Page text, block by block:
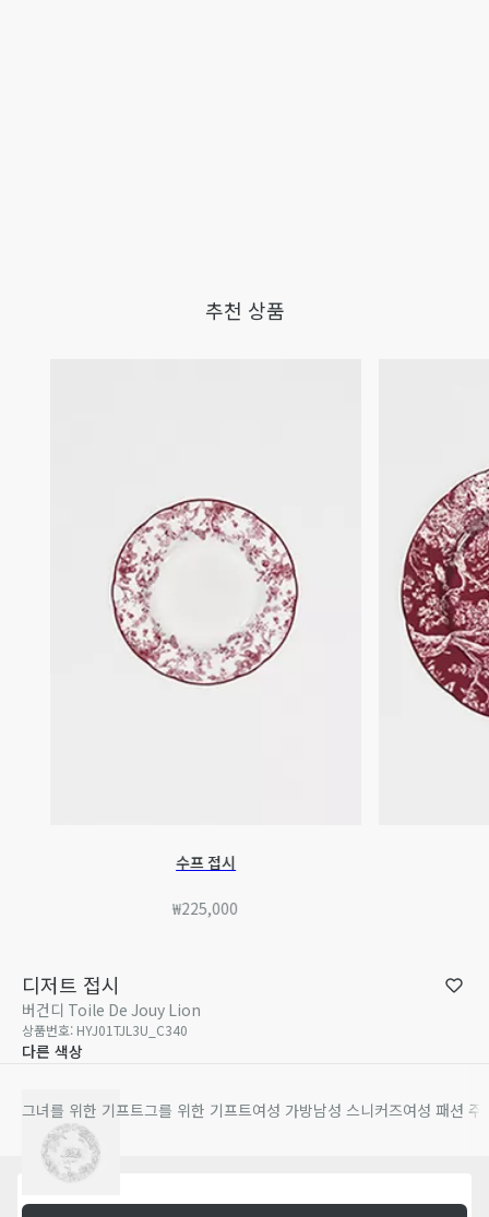
디저트 접시
버건디 Toile De Jouy Lion
상품번호: HYJ01TJL3U_C340
다른 색상
추천 상품
수프 접시
₩225,000
그녀를 위한 기프트그를 위한 기프트여성 가방남성 스니커즈여성 패션 주